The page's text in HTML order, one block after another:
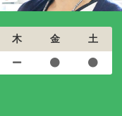
木 金 土